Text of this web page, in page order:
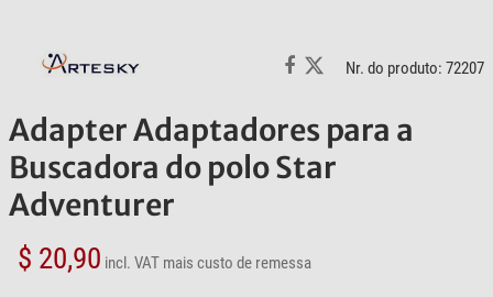
Nr. do produto: 72207
Adapter Adaptadores para a
Buscadora do polo Star
Adventurer
$ 20,90 incl. VAT mais custo de remessa